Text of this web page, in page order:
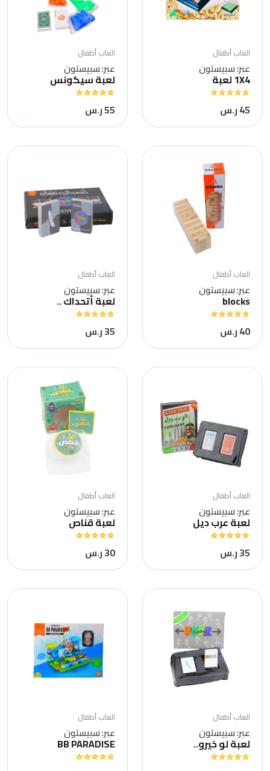
العاب أطفال
عبر: سبيستون
1X4 لعبة
45 ر.س
العاب أطفال
عبر: سبيستون
لعبة سيكونس
55 ر.س
العاب أطفال
عبر: سبيستون
blocks
40 ر.س
العاب أطفال
عبر: سبيستون
لعبة أتحداك ..
35 ر.س
العاب أطفال
عبر: سبيستون
لعبة عرب ديل
35 ر.س
العاب أطفال
عبر: سبيستون
لعبة قناص
30 ر.س
العاب أطفال
عبر: سبيستون
لعبة لو خيرو..
العاب أطفال
عبر: سبيستون
BB PARADISE